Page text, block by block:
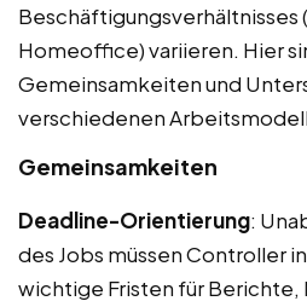
Beschäftigungsverhältnisses
Homeoffice) variieren. Hier
Gemeinsamkeiten und
verschiedenen
Gemeinsamkeiten
Deadline-Orientierung:
des Jobs müssen Controller
wichtige Fristen für Berichte,